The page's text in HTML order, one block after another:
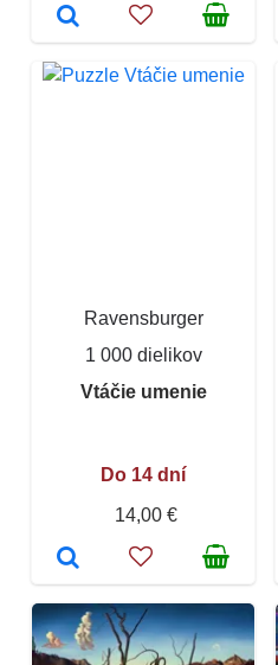
Ravensburger
1 000 dielikov
Vtáčie umenie
Do 14 dní
14,00 €